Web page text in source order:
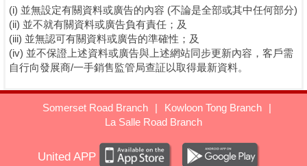
(i) 並無設定有關資料或廣告的內容 (不論是全部或其中任何部分)
(ii) 並不就有關資料或廣告負有責任；及
(iii) 並無認可有關資料或廣告的準確性；及
(iv) 並不保證上述資料或廣告與上述網站同步更新內容，客戶需
自行向發展商/一手銷售監管局查証以取得最新資料。
Somerset Road Branch | Kowloon Tong Branch
|
La Salle Road Branch
United APP